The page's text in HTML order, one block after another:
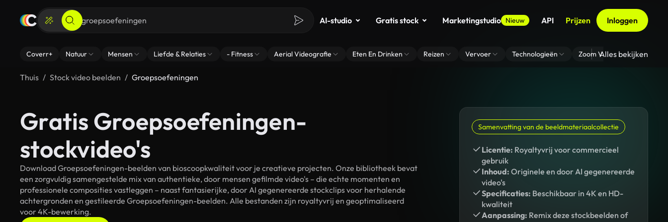
AI-studio Gratis stock Marketingstudio Nieuw API Prijzen Inloggen
Coverr+ Natuur Mensen Liefde & Relaties - Fitness Aerial Videografie Eten En Drinken Reizen Vervoer Technologieën Zoom Virtuele
Alles bekijken
Thuis Stock video beelden Groepsoefeningen
Gratis Groepsoefeningen-
stockvideo's
Download Groepsoefeningen-beelden van bioscoopkwaliteit voor je creatieve projecten. Onze bibliotheek bevat
een zorgvuldig samengestelde mix van authentieke, door mensen gefilmde video's – die echte momenten en
professionele composities vastleggen – naast fantasierijke, door AI gegenereerde stockclips voor herhalende
achtergronden en gestileerde Groepsoefeningen-beelden. Alle bestanden zijn royaltyvrij en geoptimaliseerd
voor 4K-bewerking.
Samenvatting van de beeldmateriaalcollectie
Licentie: Royaltyvrij voor commercieel
gebruik
Inhoud: Originele en door AI gegenereerde
video's
Specificaties: Beschikbaar in 4K en HD-
kwaliteit
Aanpassing: Remix deze stockbeelden of